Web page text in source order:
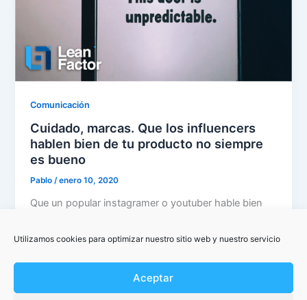
Utilizamos cookies para optimizar nuestro sitio web y nuestro servicio
Aceptar
Comunicación
Cuidado, marcas. Que los influencers
hablen bien de tu producto no siempre
es bueno
Pablo/enero 10, 2020
Que un popular instagramer o youtuber hable bien
(prácticamente) […]